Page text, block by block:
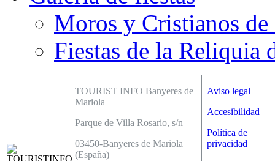
Moros y Cristianos de
Fiestas de la Reliquia
TOURIST INFO Banyeres de
Mariola
Parque de Villa Rosario, s/n
03450-Banyeres de Mariola
(España)
Aviso legal
Accesibilidad
Política de
privacidad